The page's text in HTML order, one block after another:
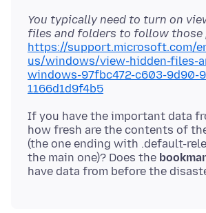
You typically need to turn on
files and folders to follow those
https://support.microsoft.com/
us/windows/view-hidden-files-
windows-97fbc472-c603-9d90-
1166d1d9f4b5
If you have the important data
how fresh are the contents of
(the one ending with .default-
the main one)? Does the